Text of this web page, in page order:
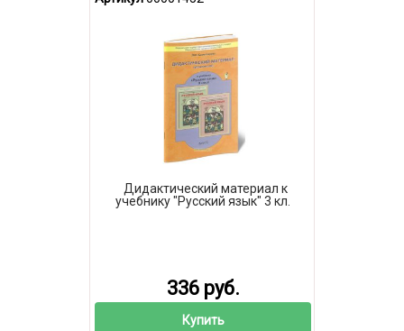
Дидактический материал к
учебнику "Русский язык" 3 кл.
336 руб.
Купить